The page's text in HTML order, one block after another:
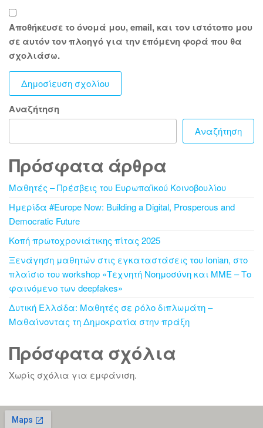
Αποθήκευσε το όνομά μου, email, και τον ιστότοπο μου
σε αυτόν τον πλοηγό για την επόμενη φορά που θα
σχολιάσω.
Αναζήτηση
Αναζήτηση
Πρόσφατα άρθρα
Μαθητές – Πρέσβεις του Ευρωπαϊκού Κοινοβουλίου
Ημερίδα #Europe Now: Building a Digital, Prosperous and
Democratic Future
Κοπή πρωτοχρονιάτικης πίτας 2025
Ξενάγηση μαθητών στις εγκαταστάσεις του Ionian, στο
πλαίσιο του workshop «Τεχνητή Νοημοσύνη και ΜΜΕ – Το
φαινόμενο των deepfakes»
Δυτική Ελλάδα: Μαθητές σε ρόλο διπλωμάτη –
Μαθαίνοντας τη Δημοκρατία στην πράξη
Πρόσφατα σχόλια
Χωρίς σχόλια για εμφάνιση.